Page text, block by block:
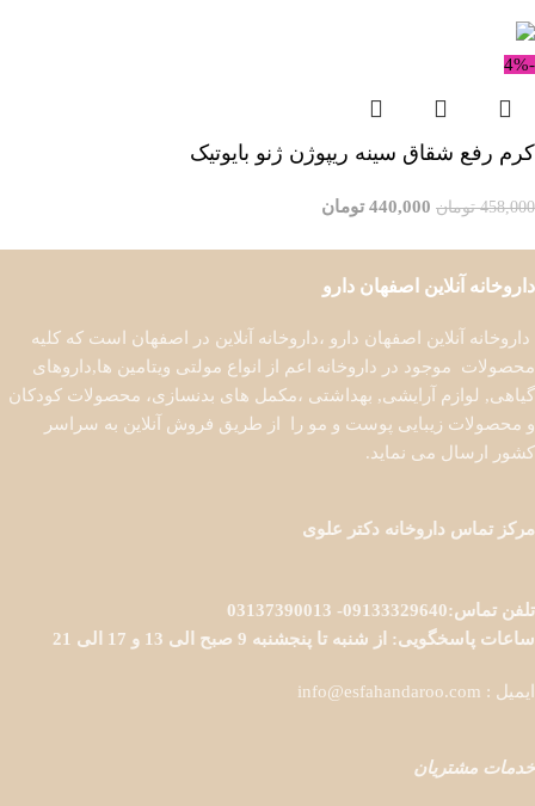
-4%
کرم رفع شقاق سینه ریپوژن ژنو بایوتیک
458,000 تومان 440,000 تومان
داروخانه آنلاین اصفهان دارو
داروخانه آنلاین اصفهان دارو ،داروخانه آنلاین در اصفهان است که کلیه
محصولات موجود در داروخانه اعم از انواع مولتی ویتامین ها,داروهای
گیاهی, لوازم آرایشی, بهداشتی ،مکمل های بدنسازی، محصولات کودکان
و محصولات زیبایی پوست و مو را از طریق فروش آنلاین به سراسر
کشور ارسال می نماید.
مرکز تماس داروخانه دکتر علوی
تلفن تماس:09133329640- 03137390013
ساعات پاسخگویی: از شنبه تا پنجشنبه 9 صبح الی 13 و 17 الی 21
ایمیل : info@esfahandaroo.com
خدمات مشتریان